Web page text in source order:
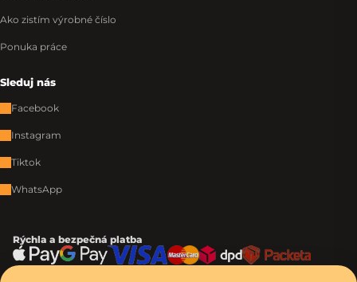
Ako zistím výrobné číslo
Ponuka práce
Sleduj nás
Facebook
Instagram
Tiktok
WhatsApp
Rýchla a bezpečná platba